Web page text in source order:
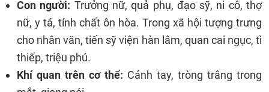
Con người: Trưởng nữ, quả phụ, đạo sỹ, ni cô, thợ
nữ, y tá, tính chất ôn hòa. Trong xã hội tượng trưng
cho nhân văn, tiến sỹ viện hàn lâm, quan cai ngục, tì
thiếp, triệu phú.
Khí quan trên cơ thể: Cánh tay, tròng trắng trong